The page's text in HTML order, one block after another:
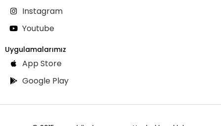
Instagram
Youtube
Uygulamalarımız
App Store
Google Play